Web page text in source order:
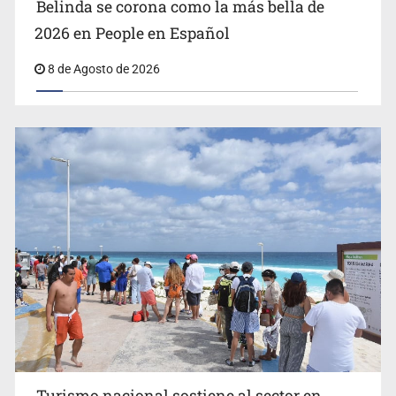
EU reanudará este sábado inspecciones de aguacate en
Michoacán
Belinda se corona como la más bella de
2026 en People en Español
8 de Agosto de 2026